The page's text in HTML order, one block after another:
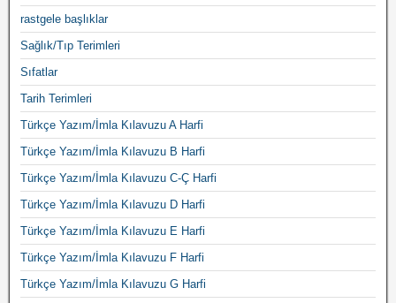
rastgele başlıklar
Sağlık/Tıp Terimleri
Sıfatlar
Tarih Terimleri
Türkçe Yazım/İmla Kılavuzu A Harfi
Türkçe Yazım/İmla Kılavuzu B Harfi
Türkçe Yazım/İmla Kılavuzu C-Ç Harfi
Türkçe Yazım/İmla Kılavuzu D Harfi
Türkçe Yazım/İmla Kılavuzu E Harfi
Türkçe Yazım/İmla Kılavuzu F Harfi
Türkçe Yazım/İmla Kılavuzu G Harfi